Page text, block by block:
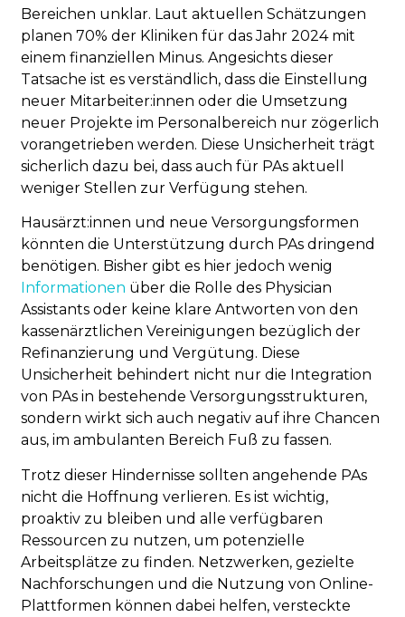
Bereichen unklar. Laut aktuellen Schätzungen
planen 70% der Kliniken für das Jahr 2024 mit
einem finanziellen Minus. Angesichts dieser
Tatsache ist es verständlich, dass die Einstellung
neuer Mitarbeiter:innen oder die Umsetzung
neuer Projekte im Personalbereich nur zögerlich
vorangetrieben werden. Diese Unsicherheit trägt
sicherlich dazu bei, dass auch für PAs aktuell
weniger Stellen zur Verfügung stehen.
Hausärzt:innen und neue Versorgungsformen
könnten die Unterstützung durch PAs dringend
benötigen. Bisher gibt es hier jedoch wenig
Informationen über die Rolle des Physician
Assistants oder keine klare Antworten von den
kassenärztlichen Vereinigungen bezüglich der
Refinanzierung und Vergütung. Diese
Unsicherheit behindert nicht nur die Integration
von PAs in bestehende Versorgungsstrukturen,
sondern wirkt sich auch negativ auf ihre Chancen
aus, im ambulanten Bereich Fuß zu fassen.
Trotz dieser Hindernisse sollten angehende PAs
nicht die Hoffnung verlieren. Es ist wichtig,
proaktiv zu bleiben und alle verfügbaren
Ressourcen zu nutzen, um potenzielle
Arbeitsplätze zu finden. Netzwerken, gezielte
Nachforschungen und die Nutzung von Online-
Plattformen können dabei helfen, versteckte